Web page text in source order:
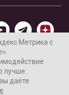
газеты
«Ваши новости»
Ctrl+Enter
Метрика с
лучше.
даёте